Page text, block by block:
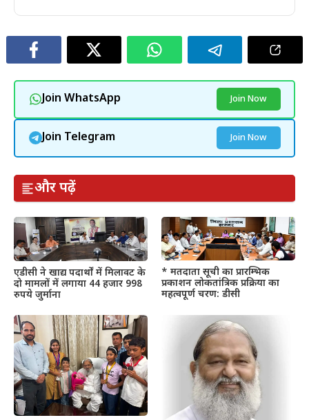
Join WhatsApp Join Now
Join Telegram Join Now
और पढ़ें
एडीसी ने खाद्य पदार्थों में मिलावट के
दो मामलों में लगाया 44 हजार 998
रुपये जुर्माना
* मतदाता सूची का प्रारम्भिक
प्रकाशन लोकतांत्रिक प्रक्रिया का
महत्वपूर्ण चरण: डीसी